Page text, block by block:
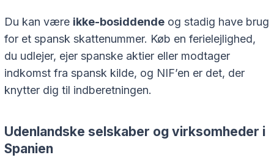
Du kan være ikke-bosiddende og stadig have brug
for et spansk skattenummer. Køb en ferielejlighed,
du udlejer, ejer spanske aktier eller modtager
indkomst fra spansk kilde, og NIF’en er det, der
knytter dig til indberetningen.
Udenlandske selskaber og virksomheder i
Spanien